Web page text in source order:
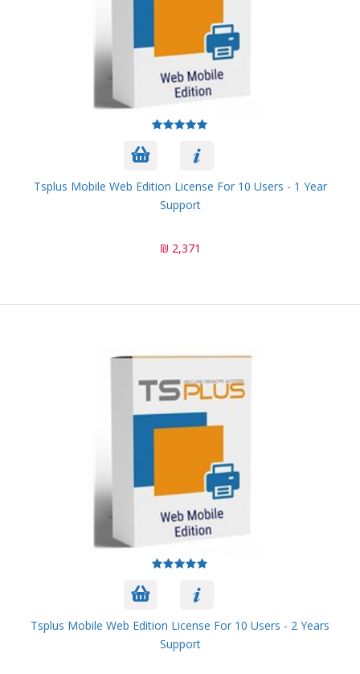
Tsplus Mobile Web Edition License For 10 Users - 1 Year
Support
2,371 ₪
Tsplus Mobile Web Edition License For 10 Users - 2 Years
Support